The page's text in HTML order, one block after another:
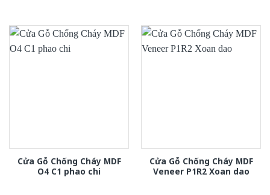
Cửa Gỗ Chống Cháy MDF
O4 C1 phao chi
Cửa Gỗ Chống Cháy MDF
Veneer P1R2 Xoan dao